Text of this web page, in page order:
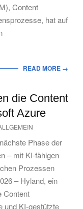
Content
hat auf
READ MORE →
die Content
Azure
Phase der
– mit KI-fähigen
Prozessen
– Hyland, ein
Content
und KI-gestützte